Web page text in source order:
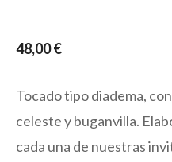
48,00€
Tocado tipo diadema,
celeste y buganvilla.
cada una de nuestras